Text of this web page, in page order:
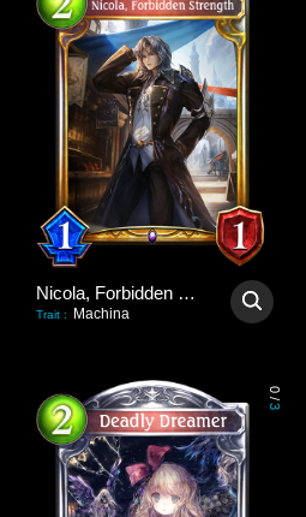
Nicola, Forbidden Strength
Trait : Machina
0
/
3